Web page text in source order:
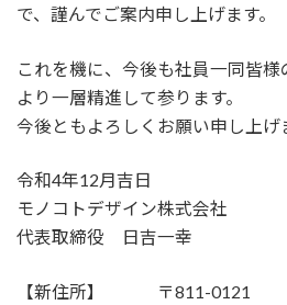
で、謹んでご案内申し上げます。
これを機に、今後も社員一同皆様
より一層精進して参ります。
今後ともよろしくお願い申し上げ
令和4年12月吉日
モノコトデザイン株式会社
代表取締役 日吉一幸
【新住所】 〒811-0121